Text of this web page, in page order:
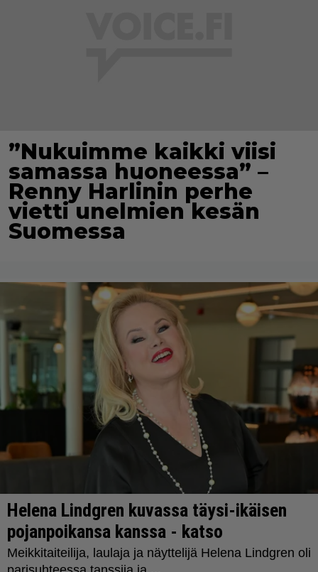
”Nukuimme kaikki viisi
samassa huoneessa” –
Renny Harlinin perhe
vietti unelmien kesän
Suomessa